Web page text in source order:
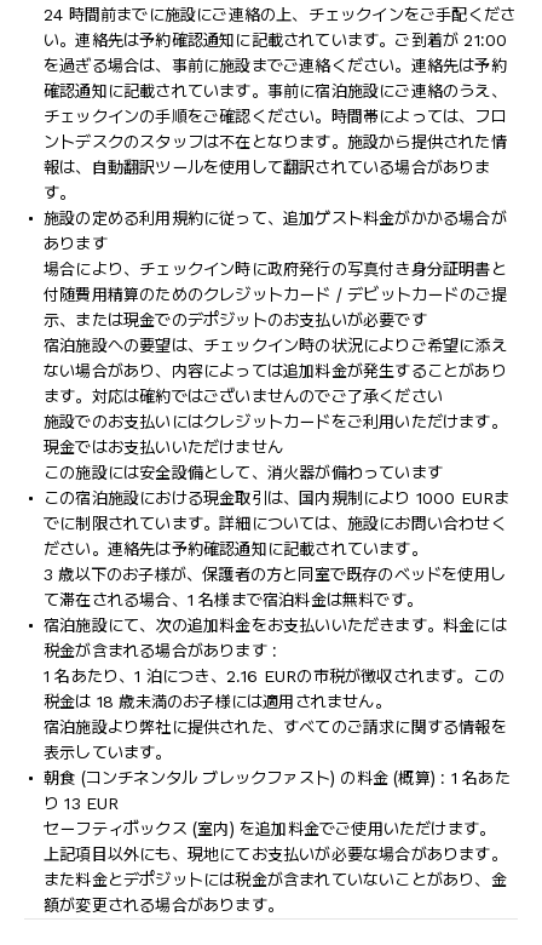
24 時間前までに施設にご連絡の上、チェックインをご手配くださ
い。連絡先は予約確認通知に記載されています。ご到着が 21:00
を過ぎる場合は、事前に施設までご連絡ください。連絡先は予約
確認通知に記載されています。事前に宿泊施設にご連絡のうえ、
チェックインの手順をご確認ください。時間帯によっては、フロ
ントデスクのスタッフは不在となります。施設から提供された情
報は、自動翻訳ツールを使用して翻訳されている場合がありま
す。
施設の定める利用規約に従って、追加ゲスト料金がかかる場合が
あります
場合により、チェックイン時に政府発行の写真付き身分証明書と
付随費用精算のためのクレジットカード / デビットカードのご提
示、または現金でのデポジットのお支払いが必要です
宿泊施設への要望は、チェックイン時の状況によりご希望に添え
ない場合があり、内容によっては追加料金が発生することがあり
ます。対応は確約ではございませんのでご了承ください
施設でのお支払いにはクレジットカードをご利用いただけます。
現金ではお支払いいただけません
この施設には安全設備として、消火器が備わっています
この宿泊施設における現金取引は、国内規制により 1000 EURま
でに制限されています。詳細については、施設にお問い合わせく
ださい。連絡先は予約確認通知に記載されています。
3 歳以下のお子様が、保護者の方と同室で既存のベッドを使用し
て滞在される場合、1 名様まで宿泊料金は無料です。
宿泊施設にて、次の追加料金をお支払いいただきます。料金には
税金が含まれる場合があります :
1 名あたり、1 泊につき、2.16 EURの市税が徴収されます。この
税金は 18 歳未満のお子様には適用されません。
宿泊施設より弊社に提供された、すべてのご請求に関する情報を
表示しています。
朝食 (コンチネンタル ブレックファスト) の料金 (概算) : 1 名あた
り 13 EUR
セーフティボックス (室内) を追加料金でご使用いただけます。
上記項目以外にも、現地にてお支払いが必要な場合があります。
また料金とデポジットには税金が含まれていないことがあり、金
額が変更される場合があります。